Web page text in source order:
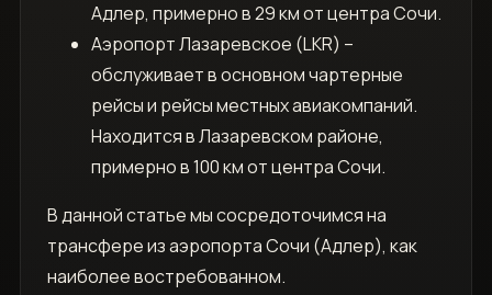
Адлер‚ примерно в 29 км от центра Сочи.
Аэропорт Лазаревское (LKR) –
обслуживает в основном чартерные
рейсы и рейсы местных авиакомпаний.
Находится в Лазаревском районе‚
примерно в 100 км от центра Сочи.
В данной статье мы сосредоточимся на
трансфере из аэропорта Сочи (Адлер)‚ как
наиболее востребованном.